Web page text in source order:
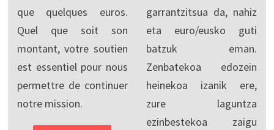
que quelques euros.
Quel que soit son
montant, votre soutien
est essentiel pour nous
permettre de continuer
notre mission.
garrantzitsua da, nahiz
eta euro/eusko guti
batzuk eman.
Zenbatekoa edozein
heinekoa izanik ere,
zure laguntza
ezinbestekoa zaigu